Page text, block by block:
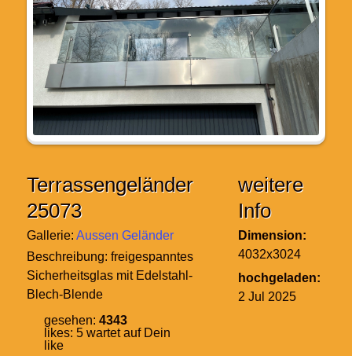
Terrassengeländer
25073
Gallerie: Aussen Geländer
Beschreibung: freigespanntes
Sicherheitsglas mit Edelstahl-
Blech-Blende
gesehen: 4343
likes: 5 wartet auf Dein
like
weitere
Info
Dimension:
4032x3024
hochgeladen:
2 Jul 2025